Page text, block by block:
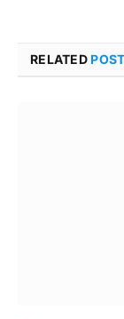
RELATED